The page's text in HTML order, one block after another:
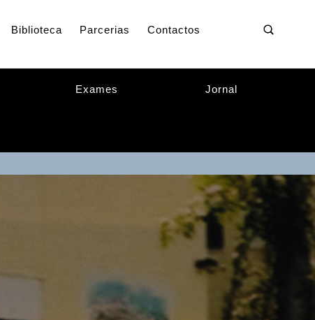
Biblioteca Parcerias Contactos
Exames Jornal